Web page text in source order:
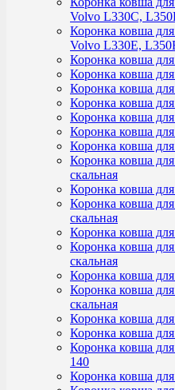
Volvo L330C,
Коронка ковша
Volvo L330E,
Коронка ковша
Коронка ковша
Коронка ковша
Коронка ковша
Коронка ковша
Коронка ковша
Коронка ковша
Коронка ковша
скальная
Коронка ковша
Коронка ковша
скальная
Коронка ковша
Коронка ковша
скальная
Коронка ковша
Коронка ковша
скальная
Коронка ковша
Коронка ковша
Коронка ковша
140
Коронка ковша